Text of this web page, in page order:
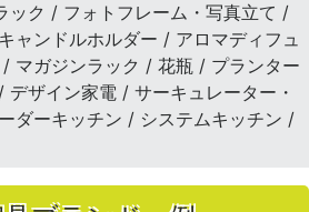
ック / フォトフレーム・写真立て /
ャンドルホルダー / アロマディフュ
マガジンラック / 花瓶 / プランター
ザイン家電 / サーキュレーター・
ダーキッチン / システムキッチン /